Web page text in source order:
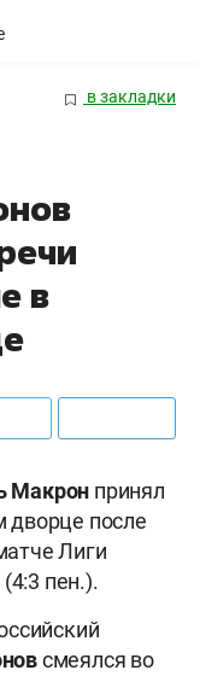
в закладки
в
Макрон принял
дворце после
Лиги
пен.).
смеялся во